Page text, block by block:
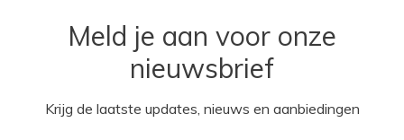
Meld je aan voor onze
nieuwsbrief
Krijg de laatste updates, nieuws en aanbiedingen